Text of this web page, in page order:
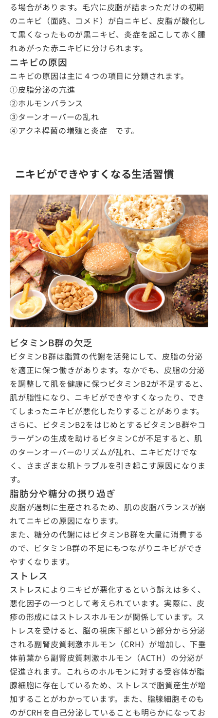
る場合があります。毛穴に皮脂が詰まっただけの初期
のニキビ（面皰、コメド）が白ニキビ、皮脂が酸化し
て黒くなったものが黒ニキビ、炎症を起こして赤く腫
れあがった赤ニキビに分けられます。
ニキビの原因
ニキビの原因は主に４つの項目に分類されます。
①皮脂分泌の亢進
②ホルモンバランス
③ターンオーバーの乱れ
④アクネ桿菌の増殖と炎症 です。
ニキビができやすくなる生活習慣
ビタミンB群の欠乏
ビタミンB群は脂質の代謝を活発にして、皮脂の分泌
を適正に保つ働きがあります。なかでも、皮脂の分泌
を調整して肌を健康に保つビタミンB2が不足すると、
肌が脂性になり、ニキビができやすくなったり、でき
てしまったニキビが悪化したりすることがあります。
さらに、ビタミンB2をはじめとするビタミンB群やコ
ラーゲンの生成を助けるビタミンCが不足すると、肌
のターンオーバーのリズムが乱れ、ニキビだけでな
く、さまざまな肌トラブルを引き起こす原因になりま
す。
脂肪分や糖分の摂り過ぎ
皮脂が過剰に生産されるため、肌の皮脂バランスが崩
れてニキビの原因になります。
また、糖分の代謝にはビタミンB群を大量に消費する
ので、ビタミンB群の不足にもつながりニキビができ
やすくなります。
ストレス
ストレスによりニキビが悪化するという訴えは多く、
悪化因子の一つとして考えられています。実際に、皮
疹の形成にはストレスホルモンが関係しています。ス
トレスを受けると、脳の視床下部という部分から分泌
される副腎皮質刺激ホルモン（CRH）が増加し、下垂
体前葉から副腎皮質刺激ホルモン（ACTH）の分泌が
促進されます。これらのホルモンに対する受容体が脂
腺細胞に存在しているため、ストレスで脂質産生が増
加することがわかっています。また、脂腺細胞そのも
のがCRHを自己分泌していることも明らかになってお